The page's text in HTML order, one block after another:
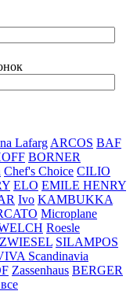
Lafarg ARCOS BAF
BORNER
Chef's Choice CILIO
ELO EMILE HENRY
Ivo KAMBUKKA
Microplane
Roesle
SILAMPOS
Scandinavia
Zassenhaus BERGER